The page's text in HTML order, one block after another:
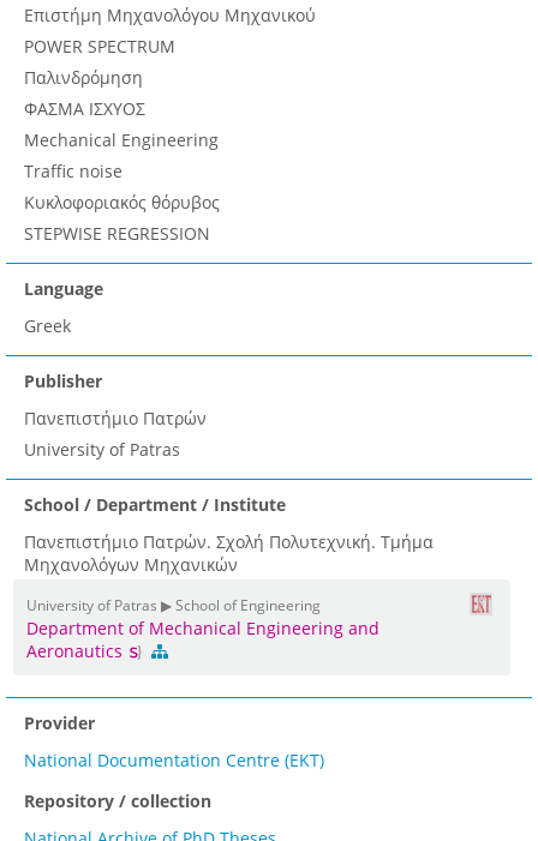
Επιστήμη Μηχανολόγου Μηχανικού
POWER SPECTRUM
Παλινδρόμηση
ΦΑΣΜΑ ΙΣΧΥΟΣ
Mechanical Engineering
Traffic noise
Κυκλοφοριακός θόρυβος
STEPWISE REGRESSION
Language
Greek
Publisher
Πανεπιστήμιο Πατρών
University of Patras
School / Department / Institute
Πανεπιστήμιο Πατρών. Σχολή Πολυτεχνική. Τμήμα
Μηχανολόγων Μηχανικών
University of Patras ▶ School of Engineering
Department of Mechanical Engineering and
Aeronautics
Provider
National Documentation Centre (EKT)
Repository / collection